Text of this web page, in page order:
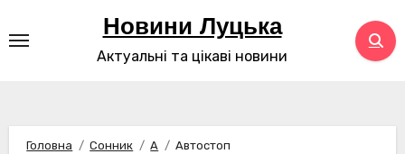
до
Новини Луцька
Актуальні та цікаві новини
Головна Сонник А Автостоп